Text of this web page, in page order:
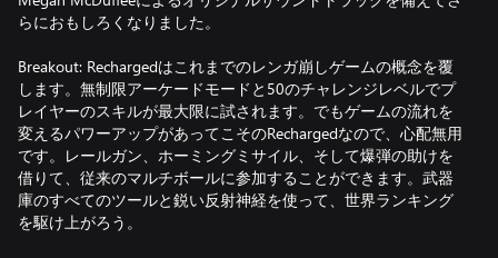
らにおもしろくなりました。
Breakout: Rechargedはこれまでのレンガ崩しゲームの概念を覆
します。無制限アーケードモードと50のチャレンジレベルでプ
レイヤーのスキルが最大限に試されます。でもゲームの流れを
変えるパワーアップがあってこそのRechargedなので、心配無用
です。レールガン、ホーミングミサイル、そして爆弾の助けを
借りて、従来のマルチボールに参加することができます。武器
庫のすべてのツールと鋭い反射神経を使って、世界ランキング
を駆け上がろう。